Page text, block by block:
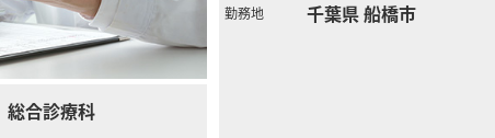
総合診療科
勤務地 千葉県 船橋市